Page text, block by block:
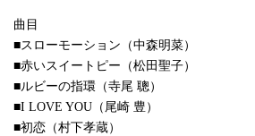
曲目
■スローモーション（中森明菜）
■赤いスイートピー（松田聖子）
■ルビーの指環（寺尾 聰）
■I LOVE YOU（尾崎 豊）
■初恋（村下孝蔵）